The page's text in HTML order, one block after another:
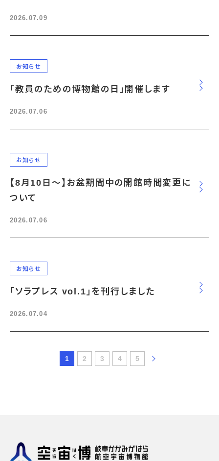
2026.07.09
お知らせ
「教員のための博物館の日」開催します
2026.07.06
お知らせ
【8月10日～】お盆期間中の開館時間変更に
ついて
2026.07.06
お知らせ
「ソラプレス vol.1」を刊行しました
2026.07.04
1 2 3 4 5